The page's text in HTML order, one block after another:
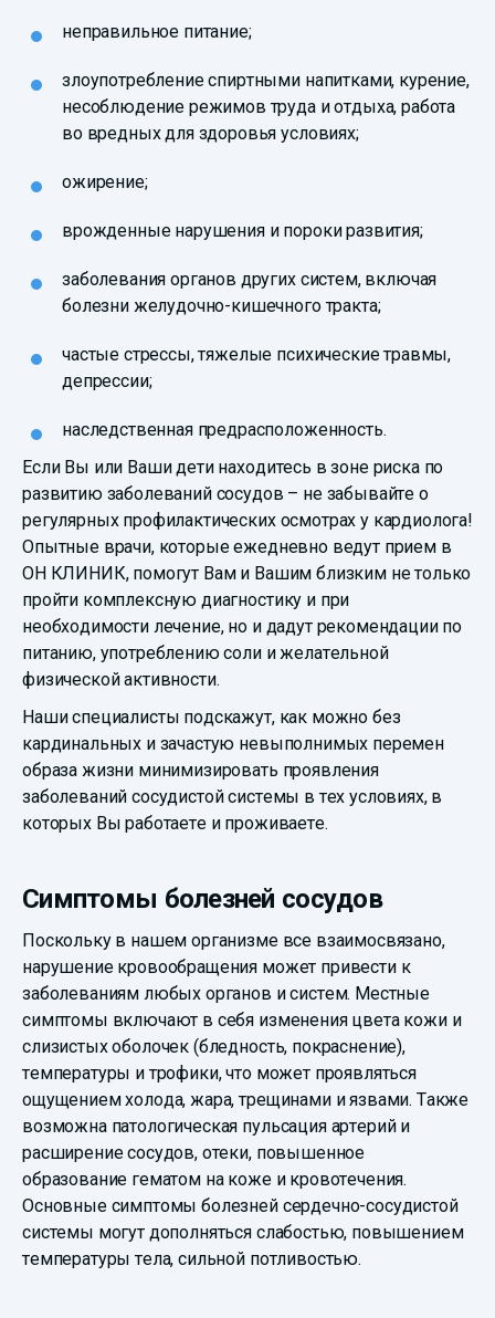
неправильное питание;
злоупотребление спиртными напитками, курение,
несоблюдение режимов труда и отдыха, работа
во вредных для здоровья условиях;
ожирение;
врожденные нарушения и пороки развития;
заболевания органов других систем, включая
болезни желудочно-кишечного тракта;
частые стрессы, тяжелые психические травмы,
депрессии;
наследственная предрасположенность.
Если Вы или Ваши дети находитесь в зоне риска по
развитию заболеваний сосудов – не забывайте о
регулярных профилактических осмотрах у кардиолога!
Опытные врачи, которые ежедневно ведут прием в
ОН КЛИНИК, помогут Вам и Вашим близким не только
пройти комплексную диагностику и при
необходимости лечение, но и дадут рекомендации по
питанию, употреблению соли и желательной
физической активности.
Наши специалисты подскажут, как можно без
кардинальных и зачастую невыполнимых перемен
образа жизни минимизировать проявления
заболеваний сосудистой системы в тех условиях, в
которых Вы работаете и проживаете.
Симптомы болезней сосудов
Поскольку в нашем организме все взаимосвязано,
нарушение кровообращения может привести к
заболеваниям любых органов и систем. Местные
симптомы включают в себя изменения цвета кожи и
слизистых оболочек (бледность, покраснение),
температуры и трофики, что может проявляться
ощущением холода, жара, трещинами и язвами. Также
возможна патологическая пульсация артерий и
расширение сосудов, отеки, повышенное
образование гематом на коже и кровотечения.
Основные симптомы болезней сердечно-сосудистой
системы могут дополняться слабостью, повышением
температуры тела, сильной потливостью.